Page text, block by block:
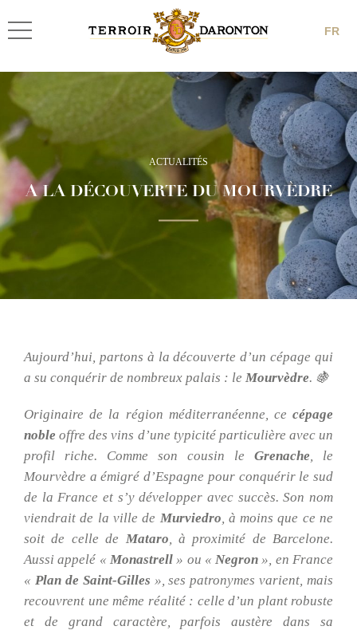
FR
ACTUALITÉS
A LA DÉCOUVERTE DU MOURVÈDRE
Aujourd’hui, partons à la découverte d’un cépage qui
a su conquérir de nombreux palais : le Mourvèdre. 🍇
Originaire de la région méditerranéenne, ce cépage
noble offre des vins d’une typicité particulière avec un
profil riche. Comme son cousin le Grenache, le
Mourvèdre a émigré d’Espagne pour conquérir le sud
de la France et s’y développer avec succès. Son nom
viendrait de la ville de Murviedro, à moins que ce ne
soit de celle de Mataro, à proximité de Barcelone.
Aussi appelé « Monastrell» ou «Negron », en France
« Plan de Saint-Gilles », ses patronymes varient, mais
recouvrent une même réalité : celle d’un plant robuste
et de grand caractère, parfois austère dans sa